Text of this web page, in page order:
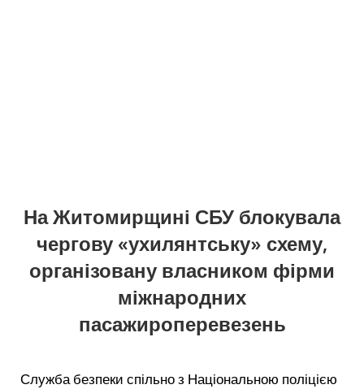
На Житомирщині СБУ блокувала
чергову «ухилянтську» схему,
організовану власником фірми
міжнародних
пасажироперевезень
Служба безпеки спільно з Національною поліцією